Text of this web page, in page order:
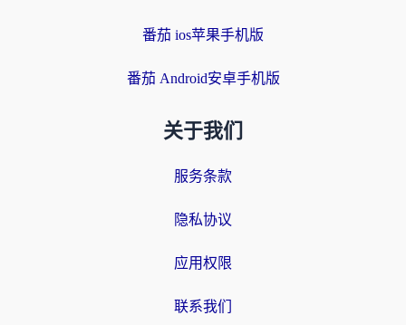
番茄 ios苹果手机版
番茄 Android安卓手机版
关于我们
服务条款
隐私协议
应用权限
联系我们